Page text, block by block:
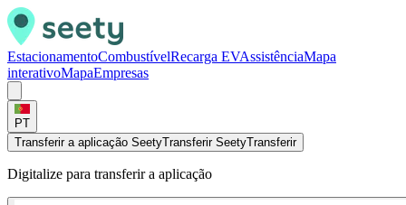
EstacionamentoCombustívelRecarga EVAssistênciaMapa
interativoMapaEmpresas
PT
Transferir a aplicação SeetyTransferir SeetyTransferir
Digitalize para transferir a aplicação